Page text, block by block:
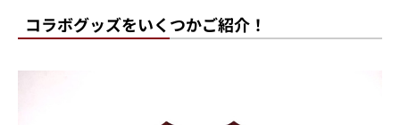
コラボグッズをいくつかご紹介！